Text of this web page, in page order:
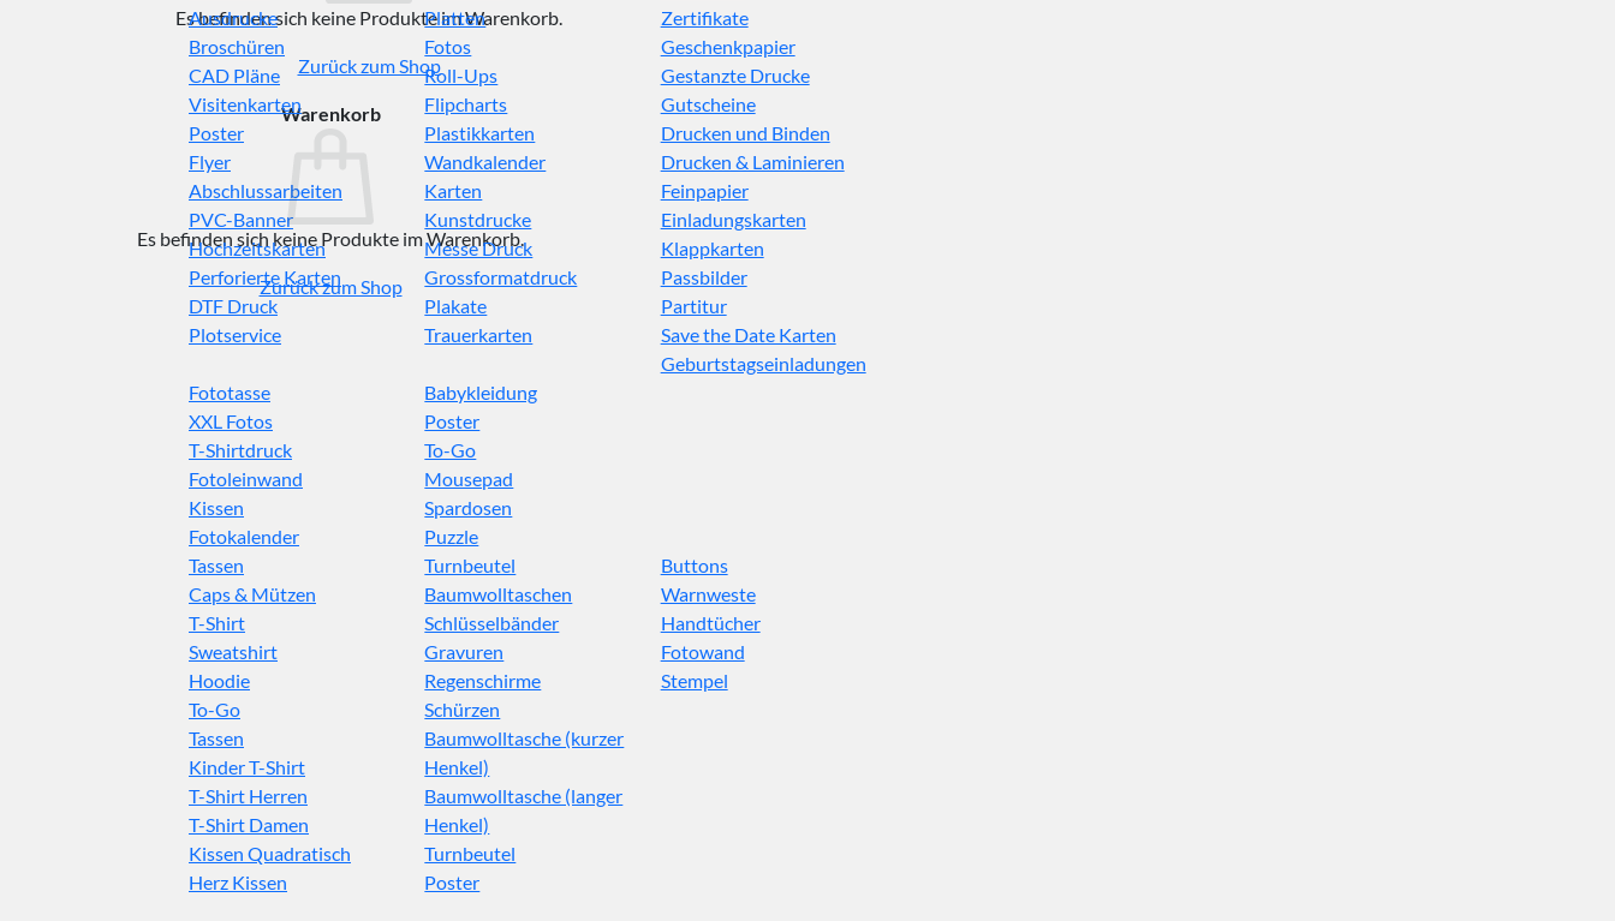
Es befinden sich keine Produkte im Warenkorb.
Zurück zum Shop
Warenkorb
Es befinden sich keine Produkte im Warenkorb.
Zurück zum Shop
Ausdrucke
Broschüren
CAD Pläne
Visitenkarten
Poster
Flyer
Abschlussarbeiten
PVC-Banner
Hochzeitskarten
Perforierte Karten
DTF Druck
Plotservice
Platten
Fotos
Roll-Ups
Flipcharts
Plastikkarten
Wandkalender
Karten
Kunstdrucke
Messe Druck
Grossformatdruck
Plakate
Trauerkarten
Zertifikate
Geschenkpapier
Gestanzte Drucke
Gutscheine
Drucken und Binden
Drucken & Laminieren
Feinpapier
Einladungskarten
Klappkarten
Passbilder
Partitur
Save the Date Karten
Geburtstagseinladungen
Fototasse
XXL Fotos
T-Shirtdruck
Fotoleinwand
Kissen
Fotokalender
Babykleidung
Poster
To-Go
Mousepad
Spardosen
Puzzle
Tassen
Caps & Mützen
T-Shirt
Sweatshirt
Hoodie
To-Go
Turnbeutel
Baumwolltaschen
Schlüsselbänder
Gravuren
Regenschirme
Schürzen
Buttons
Warnweste
Handtücher
Fotowand
Stempel
Tassen
Kinder T-Shirt
T-Shirt Herren
T-Shirt Damen
Kissen Quadratisch
Herz Kissen
Baumwolltasche (kurzer
Henkel)
Baumwolltasche (langer
Henkel)
Turnbeutel
Poster